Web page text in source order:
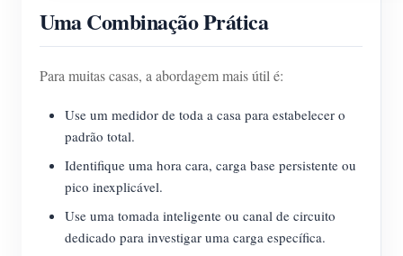
Uma Combinação Prática
Para muitas casas, a abordagem mais útil é:
Use um medidor de toda a casa para estabelecer o
padrão total.
Identifique uma hora cara, carga base persistente ou
pico inexplicável.
Use uma tomada inteligente ou canal de circuito
dedicado para investigar uma carga específica.